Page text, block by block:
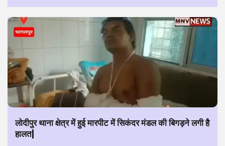
लोदीपुर थाना क्षेत्र में हुई मारपीट में सिकंदर मंडल की बिगड़ने लगी है
हालत|